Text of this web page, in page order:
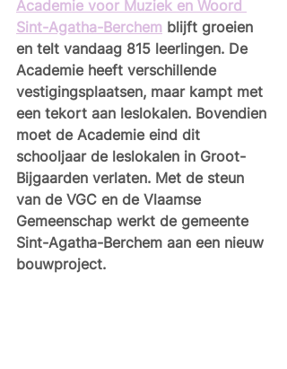
Academie voor Muziek en Woord
Sint-Agatha-Berchem blijft groeien
en telt vandaag 815 leerlingen. De
Academie heeft verschillende
vestigingsplaatsen, maar kampt met
een tekort aan leslokalen. Bovendien
moet de Academie eind dit
schooljaar de leslokalen in Groot-
Bijgaarden verlaten. Met de steun
van de VGC en de Vlaamse
Gemeenschap werkt de gemeente
Sint-Agatha-Berchem aan een nieuw
bouwproject.